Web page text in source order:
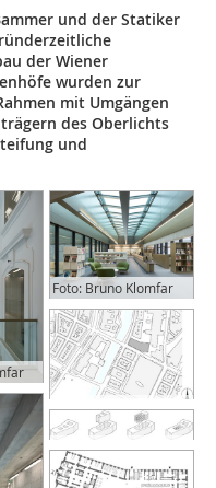
und der Statiker
der Wiener
wurden zur
mit Umgängen
des Oberlichts
und
Foto: Bruno Klomfar